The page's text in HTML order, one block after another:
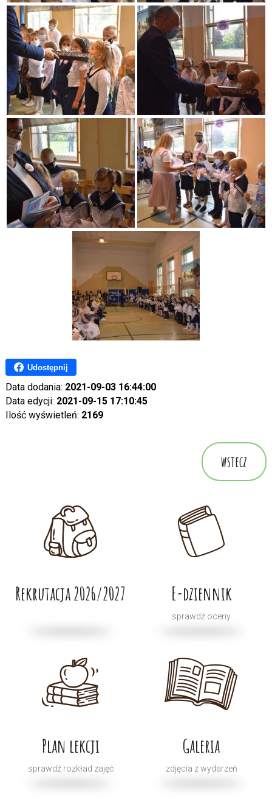
Udostępnij
Data dodania: 2021-09-03 16:44:00
Data edycji: 2021-09-15 17:10:45
Ilość wyświetleń: 2169
wstecz
Rekrutacja 2026/2027 E-dziennik
sprawdź oceny
Plan lekcji
sprawdź rozkład zajęć
Galeria
zdjęcia z wydarzeń